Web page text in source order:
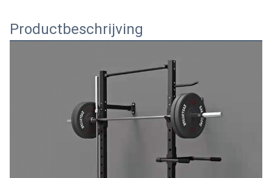
Productbeschrijving